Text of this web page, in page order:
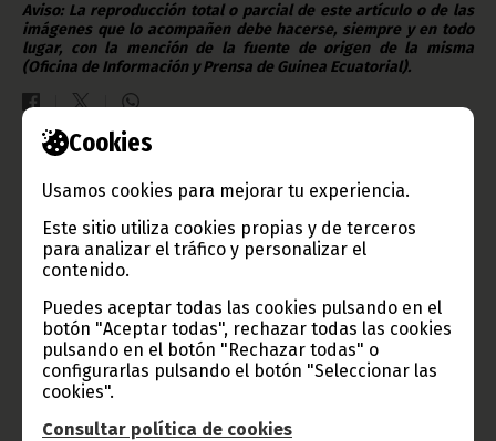
Cookies
Usamos cookies para mejorar tu experiencia.
Este sitio utiliza cookies propias y de terceros
para analizar el tráfico y personalizar el
contenido.
Puedes aceptar todas las cookies pulsando en el
botón "Aceptar todas", rechazar todas las cookies
pulsando en el botón "Rechazar todas" o
configurarlas pulsando el botón "Seleccionar las
cookies".
Consultar política de cookies
Aviso: La reproducción total o parcial de este artículo o de las
imágenes que lo acompañen debe hacerse, siempre y en todo
lugar, con la mención de la fuente de origen de la misma
(Oficina de Información y Prensa de Guinea Ecuatorial).
Gobierno e Instituciones
TVGE